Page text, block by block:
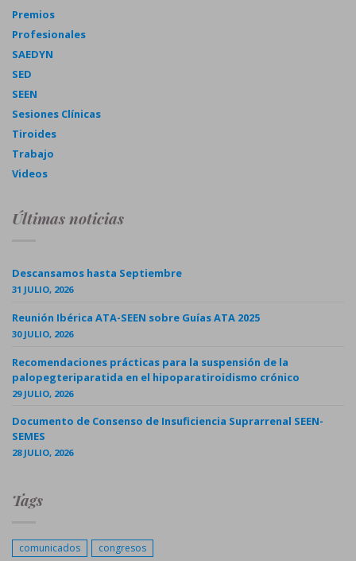
Premios
Profesionales
SAEDYN
SED
SEEN
Sesiones Clínicas
Tiroides
Trabajo
Videos
Últimas noticias
Descansamos hasta Septiembre
31 JULIO, 2026
Reunión Ibérica ATA-SEEN sobre Guías ATA 2025
30 JULIO, 2026
Recomendaciones prácticas para la suspensión de la
palopegteriparatida en el hipoparatiroidismo crónico
29 JULIO, 2026
Documento de Consenso de Insuficiencia Suprarrenal SEEN-
SEMES
28 JULIO, 2026
Tags
comunicados congresos